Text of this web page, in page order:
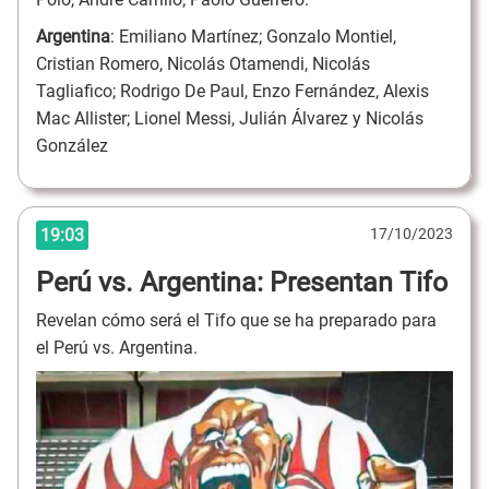
Argentina: Emiliano Martínez; Gonzalo Montiel,
Cristian Romero, Nicolás Otamendi, Nicolás
Tagliafico; Rodrigo De Paul, Enzo Fernández, Alexis
Mac Allister; Lionel Messi, Julián Álvarez y Nicolás
González
19:03 17/10/2023
Perú vs. Argentina: Presentan Tifo
Revelan cómo será el Tifo que se ha preparado para
el Perú vs. Argentina.